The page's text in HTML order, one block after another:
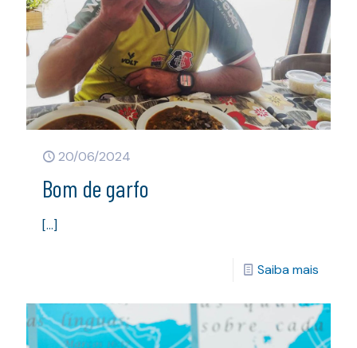
20/06/2024
Bom de garfo
[…]
Saiba mais